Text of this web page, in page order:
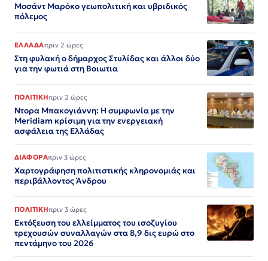
Μοσάντ Μαρόκο γεωπολιτική και υβριδικός
πόλεμος
ΕΛΛΑΔΑπριν 2 ώρες
Στη φυλακή ο δήμαρχος Στυλίδας και άλλοι δύο
για την φωτιά στη Βοιωτια
ΠΟΛΙΤΙΚΗπριν 2 ώρες
Ντορα Μπακογιάννη: Η συμφωνία με την
Meridiam κρίσιμη για την ενεργειακή
ασφάλεια της Ελλάδας
ΔΙΑΦΟΡΑπριν 3 ώρες
Χαρτογράφηση πολιτιστικής κληρονομιάς και
περιβάλλοντος Άνδρου
ΠΟΛΙΤΙΚΗπριν 3 ώρες
Εκτόξευση του ελλείμματος του ισοζυγίου
τρεχουσών συναλλαγών στα 8,9 δις ευρώ στο
πεντάμηνο του 2026